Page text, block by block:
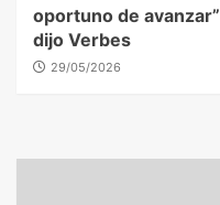
oportuno de avanzar”
dijo Verbes
29/05/2026